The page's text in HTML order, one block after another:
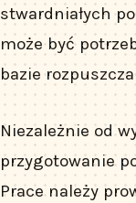
stwardniałych
może być
bazie
Niezależnie od
przygotowanie
Prace należy